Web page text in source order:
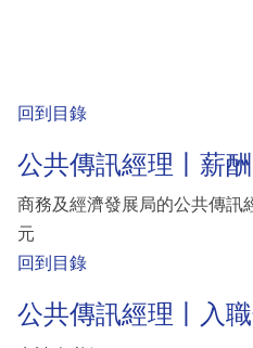
回到目錄
公共傳訊經理丨薪酬
商務及經濟發展局的公共傳訊
元
回到目錄
公共傳訊經理丨入